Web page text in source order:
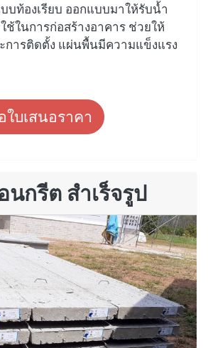
บท้องเรียบ ออกแบบมาให้รับน้ำ
ช้ในการก่อสร้างอาคาร ช่วยให้
การติดตั้ง แผ่นพื้นมีความแข็งแรง
บเสนอราคา
กรีต สำเร็จรูป